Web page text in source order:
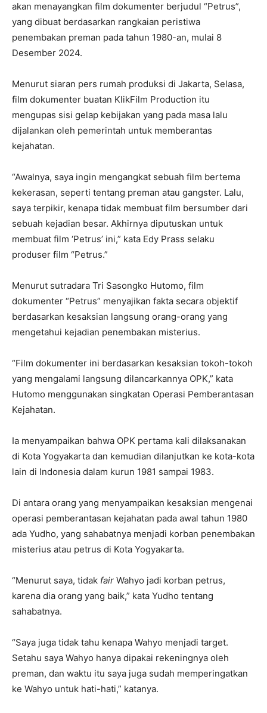
akan menayangkan film dokumenter berjudul “Petrus”,
yang dibuat berdasarkan rangkaian peristiwa
penembakan preman pada tahun 1980-an, mulai 8
Desember 2024.
Menurut siaran pers rumah produksi di Jakarta, Selasa,
film dokumenter buatan KlikFilm Production itu
mengupas sisi gelap kebijakan yang pada masa lalu
dijalankan oleh pemerintah untuk memberantas
kejahatan.
“Awalnya, saya ingin mengangkat sebuah film bertema
kekerasan, seperti tentang preman atau gangster. Lalu,
saya terpikir, kenapa tidak membuat film bersumber dari
sebuah kejadian besar. Akhirnya diputuskan untuk
membuat film ‘Petrus’ ini,” kata Edy Prass selaku
produser film “Petrus.”
Menurut sutradara Tri Sasongko Hutomo, film
dokumenter “Petrus” menyajikan fakta secara objektif
berdasarkan kesaksian langsung orang-orang yang
mengetahui kejadian penembakan misterius.
“Film dokumenter ini berdasarkan kesaksian tokoh-tokoh
yang mengalami langsung dilancarkannya OPK,” kata
Hutomo menggunakan singkatan Operasi Pemberantasan
Kejahatan.
Ia menyampaikan bahwa OPK pertama kali dilaksanakan
di Kota Yogyakarta dan kemudian dilanjutkan ke kota-kota
lain di Indonesia dalam kurun 1981 sampai 1983.
Di antara orang yang menyampaikan kesaksian mengenai
operasi pemberantasan kejahatan pada awal tahun 1980
ada Yudho, yang sahabatnya menjadi korban penembakan
misterius atau petrus di Kota Yogyakarta.
“Menurut saya, tidak fair Wahyo jadi korban petrus,
karena dia orang yang baik,” kata Yudho tentang
sahabatnya.
“Saya juga tidak tahu kenapa Wahyo menjadi target.
Setahu saya Wahyo hanya dipakai rekeningnya oleh
preman, dan waktu itu saya juga sudah memperingatkan
ke Wahyo untuk hati-hati,” katanya.